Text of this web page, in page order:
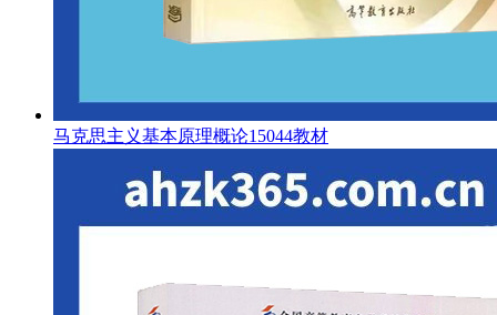
马克思主义基本原理概论15044教材